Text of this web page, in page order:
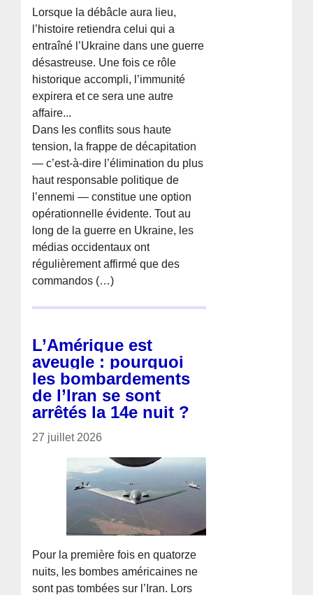
Lorsque la débâcle aura lieu,
l’histoire retiendra celui qui a
entraîné l’Ukraine dans une guerre
désastreuse. Une fois ce rôle
historique accompli, l’immunité
expirera et ce sera une autre
affaire...
Dans les conflits sous haute
tension, la frappe de décapitation
— c’est-à-dire l’élimination du plus
haut responsable politique de
l’ennemi — constitue une option
opérationnelle évidente. Tout au
long de la guerre en Ukraine, les
médias occidentaux ont
régulièrement affirmé que des
commandos (…)
L’Amérique est
aveugle : pourquoi
les bombardements
de l’Iran se sont
arrêtés la 14e nuit ?
27 juillet 2026
Pour la première fois en quatorze
nuits, les bombes américaines ne
sont pas tombées sur l’Iran. Lors